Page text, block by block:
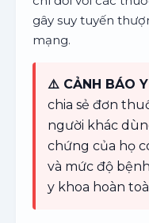
gây suy tuyến
mạng.
⚠️ CẢNH BÁO
chia sẻ đơn
người khác
chứng của họ
và mức độ
y khoa hoàn